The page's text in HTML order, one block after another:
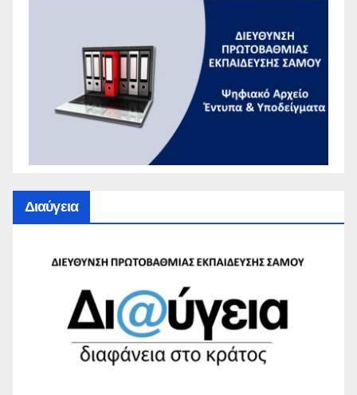
Διαύγεια